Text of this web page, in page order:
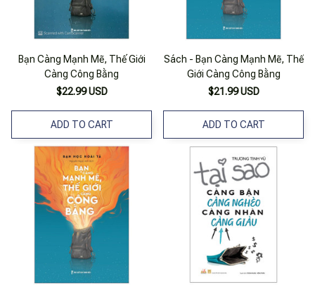
Bạn Càng Mạnh Mẽ, Thế Giới
Càng Công Bằng
$22.99 USD
ADD TO CART
Sách - Bạn Càng Mạnh Mẽ, Thế
Giới Càng Công Bằng
$21.99 USD
ADD TO CART